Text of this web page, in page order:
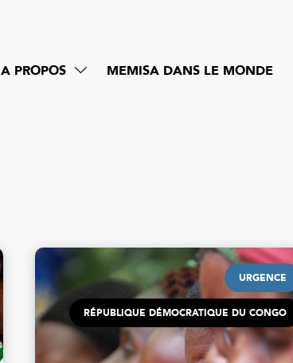
A PROPOS MEMISA DANS LE MONDE
URGENCE
RÉPUBLIQUE DÉMOCRATIQUE DU CONGO